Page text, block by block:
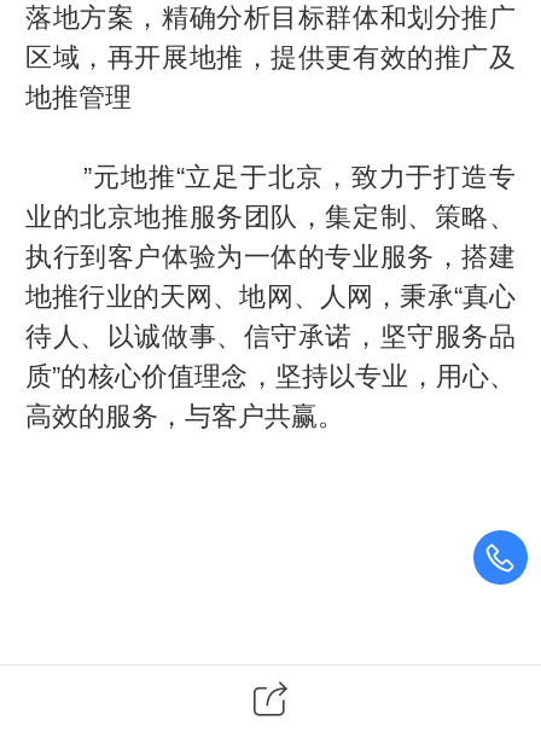
落地方案，精确分析目标群体和划分推广
区域，再开展地推，提供更有效的推广及
地推管理
”元地推“立足于北京，致力于打造专
业的北京地推服务团队，集定制、策略、
执行到客户体验为一体的专业服务，搭建
地推行业的天网、地网、人网，秉承“真心
待人、以诚做事、信守承诺，坚守服务品
质”的核心价值理念，坚持以专业，用心、
高效的服务，与客户共赢。